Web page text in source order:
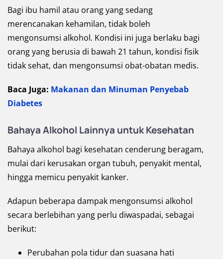
Bagi ibu hamil atau orang yang sedang
merencanakan kehamilan, tidak boleh
mengonsumsi alkohol. Kondisi ini juga berlaku bagi
orang yang berusia di bawah 21 tahun, kondisi fisik
tidak sehat, dan mengonsumsi obat-obatan medis.
Baca Juga: Makanan dan Minuman Penyebab
Diabetes
Bahaya Alkohol Lainnya untuk Kesehatan
Bahaya alkohol bagi kesehatan cenderung beragam,
mulai dari kerusakan organ tubuh, penyakit mental,
hingga memicu penyakit kanker.
Adapun beberapa dampak mengonsumsi alkohol
secara berlebihan yang perlu diwaspadai, sebagai
berikut:
Perubahan pola tidur dan suasana hati